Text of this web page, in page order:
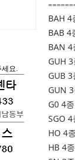
요.
BAH
BAB
BAN
GUH
GUB
GUN
G0 4
SGO
HO 4
HB 4